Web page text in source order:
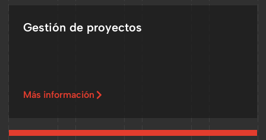
Gestión de proyectos
Más información